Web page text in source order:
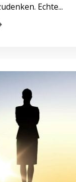
Echte...